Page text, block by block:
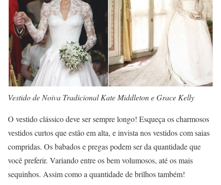
Vestido de Noiva Tradicional Kate Middleton e Grace Kelly
O vestido clássico deve ser sempre longo! Esqueça os charmosos
vestidos curtos que estão em alta, e invista nos vestidos com saias
compridas. Os babados e pregas podem ser da quantidade que
você preferir. Variando entre os bem volumosos, até os mais
sequinhos. Assim como a quantidade de brilhos também!